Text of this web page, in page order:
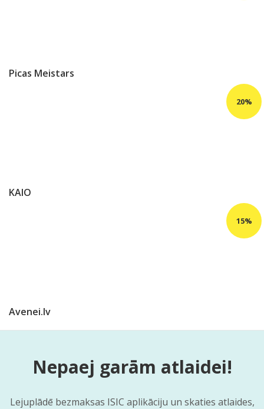
Picas Meistars
KAIO
Avenei.lv
Nepaej garām atlaidei!
Lejuplādē bezmaksas ISIC aplikāciju un skaties atlaides,